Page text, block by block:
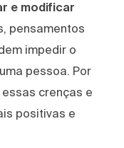
e modificar
pensamentos
impedir o
pessoa. Por
crenças e
positivas e